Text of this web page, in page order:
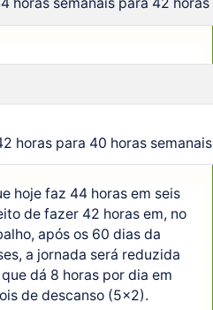
horas semanais para 42 horas
horas para 40 horas semanais
hoje faz 44 horas em seis
de fazer 42 horas em, no
após os 60 dias da
a jornada será reduzida
dá 8 horas por dia em
de descanso (5x2).